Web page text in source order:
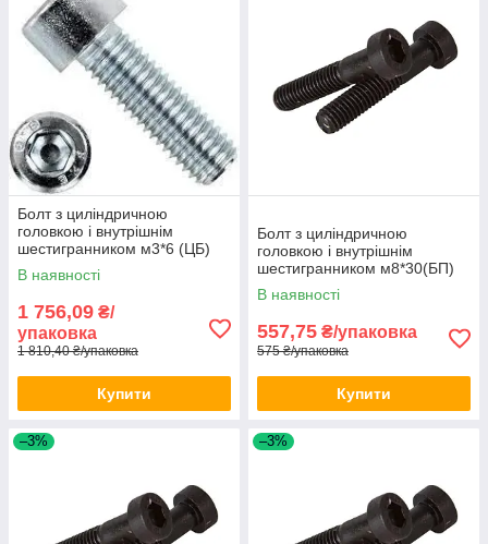
Болт з циліндричною
головкою і внутрішнім
шестигранником м3*6 (ЦБ)
DIN 912 1000шт/уп
В наявності
1 756,09 ₴/
упаковка
1 810,40 ₴/упаковка
Купити
Болт з циліндричною
головкою і внутрішнім
шестигранником м8*30(БП)
DIN 912 100шт/уп
В наявності
557,75 ₴/упаковка
575 ₴/упаковка
Купити
–3% –3%